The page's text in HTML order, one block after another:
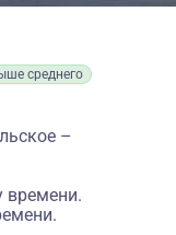
среднего
–
времени.